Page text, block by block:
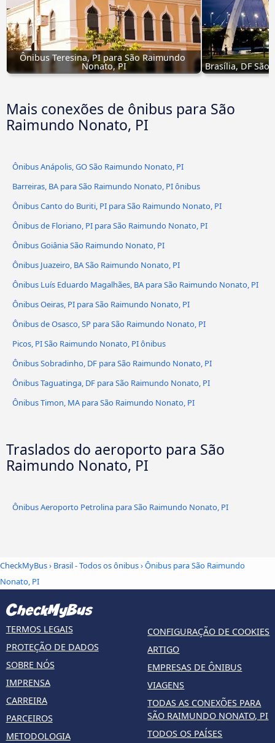
Ônibus Teresina, PI para São Raimundo
Nonato, PI Brasília, DF
Mais conexões de ônibus para São
Raimundo Nonato, PI
Ônibus Anápolis, GO São Raimundo Nonato, PI
Barreiras, BA para São Raimundo Nonato, PI ônibus
Ônibus Canto do Buriti, PI para São Raimundo Nonato, PI
Ônibus de Floriano, PI para São Raimundo Nonato, PI
Ônibus Goiânia São Raimundo Nonato, PI
Ônibus Juazeiro, BA São Raimundo Nonato, PI
Ônibus Luís Eduardo Magalhães, BA para São Raimundo Nonato, PI
Ônibus Oeiras, PI para São Raimundo Nonato, PI
Ônibus de Osasco, SP para São Raimundo Nonato, PI
Picos, PI São Raimundo Nonato, PI ônibus
Ônibus Sobradinho, DF para São Raimundo Nonato, PI
Ônibus Taguatinga, DF para São Raimundo Nonato, PI
Ônibus Timon, MA para São Raimundo Nonato, PI
Traslados do aeroporto para São
Raimundo Nonato, PI
Ônibus Aeroporto Petrolina para São Raimundo Nonato, PI
CheckMyBus› Brasil - Todos os ônibus› Ônibus para São Raimundo
Nonato, PI
TERMOS LEGAIS
PROTEÇÃO DE DADOS
SOBRE NÓS
IMPRENSA
CARREIRA
PARCEIROS
METODOLOGIA
CONFIGURAÇÃO DE COOKIES
ARTIGO
EMPRESAS DE ÔNIBUS
VIAGENS
TODAS AS CONEXÕES PARA
SÃO RAIMUNDO NONATO, PI
TODOS OS PAÍSES